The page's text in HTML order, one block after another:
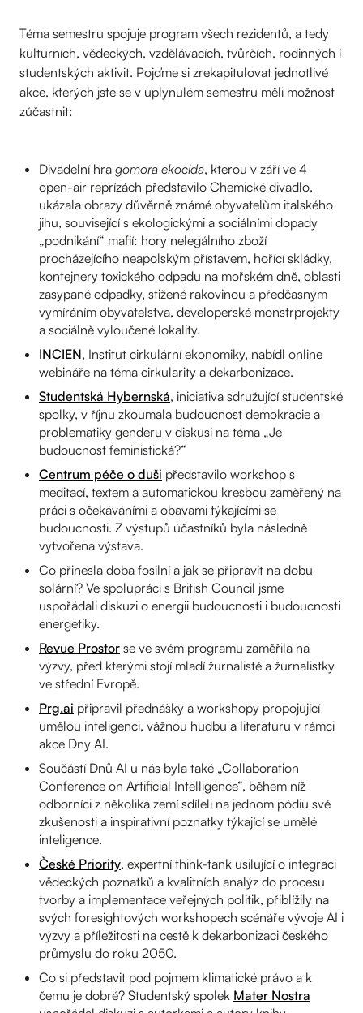
Téma semestru spojuje program všech rezidentů, a tedy
kulturních, vědeckých, vzdělávacích, tvůrčích, rodinných i
studentských aktivit. Pojďme si zrekapitulovat jednotlivé
akce, kterých jste se v uplynulém semestru měli možnost
zúčastnit:
Divadelní hra gomora ekocida, kterou v září ve 4
open-air reprízách představilo Chemické divadlo,
ukázala obrazy důvěrně známé obyvatelům italského
jihu, související s ekologickými a sociálními dopady
„podnikání“ mafií: hory nelegálního zboží
procházejícího neapolským přístavem, hořící skládky,
kontejnery toxického odpadu na mořském dně, oblasti
zasypané odpadky, stižené rakovinou a předčasným
vymíráním obyvatelstva, developerské monstrprojekty
a sociálně vyloučené lokality.
INCIEN, Institut cirkulární ekonomiky, nabídl online
webináře na téma cirkularity a dekarbonizace.
Studentská Hybernská, iniciativa sdružující studentské
spolky, v říjnu zkoumala budoucnost demokracie a
problematiky genderu v diskusi na téma „Je
budoucnost feministická?“
Centrum péče o duši představilo workshop s
meditací, textem a automatickou kresbou zaměřený na
práci s očekáváními a obavami týkajícími se
budoucnosti. Z výstupů účastníků byla následně
vytvořena výstava.
Co přinesla doba fosilní a jak se připravit na dobu
solární? Ve spolupráci s British Council jsme
uspořádali diskuzi o energii budoucnosti i budoucnosti
energetiky.
Revue Prostor se ve svém programu zaměřila na
výzvy, před kterými stojí mladí žurnalisté a žurnalistky
ve střední Evropě.
Prg.ai připravil přednášky a workshopy propojující
umělou inteligenci, vážnou hudbu a literaturu v rámci
akce Dny AI.
Součástí Dnů AI u nás byla také „Collaboration
Conference on Artificial Intelligence“, během níž
odborníci z několika zemí sdíleli na jednom pódiu své
zkušenosti a inspirativní poznatky týkající se umělé
inteligence.
České Priority, expertní think-tank usilující o integraci
vědeckých poznatků a kvalitních analýz do procesu
tvorby a implementace veřejných politik, přiblížily na
svých foresightových workshopech scénáře vývoje AI i
výzvy a příležitosti na cestě k dekarbonizaci českého
průmyslu do roku 2050.
Co si představit pod pojmem klimatické právo a k
čemu je dobré? Studentský spolek Mater Nostra